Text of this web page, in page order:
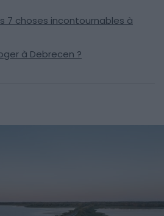
7 choses incontournables à
à Debrecen ?